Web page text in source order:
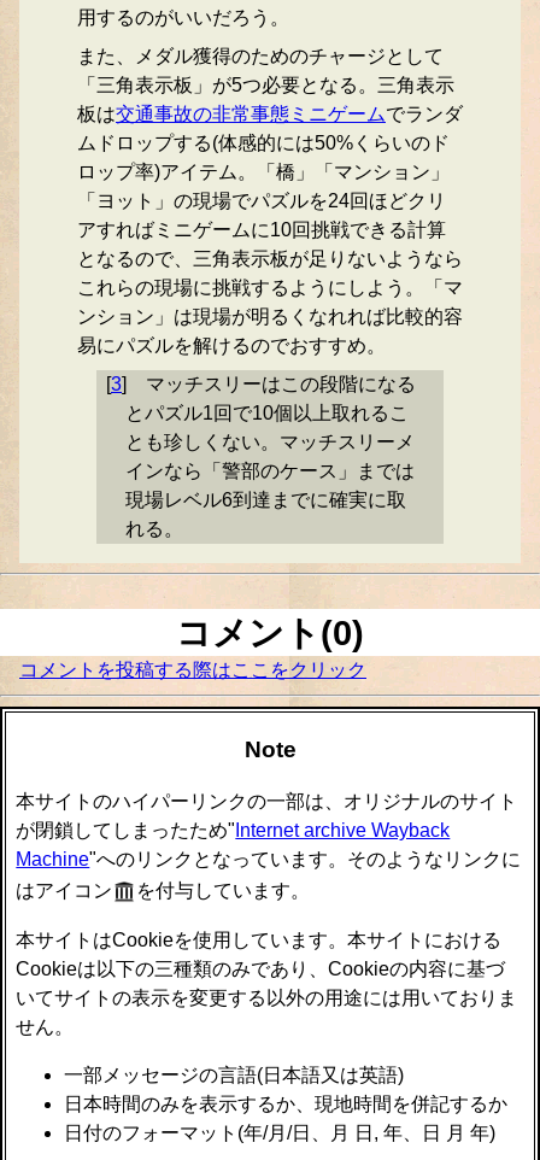
用するのがいいだろう。
また、メダル獲得のためのチャージとして
「三角表示板」が5つ必要となる。三角表示
板は交通事故の非常事態ミニゲームでランダ
ムドロップする(体感的には50%くらいのド
ロップ率)アイテム。「橋」「マンション」
「ヨット」の現場でパズルを24回ほどクリ
アすればミニゲームに10回挑戦できる計算
となるので、三角表示板が足りないようなら
これらの現場に挑戦するようにしよう。「マ
ンション」は現場が明るくなれれば比較的容
易にパズルを解けるのでおすすめ。
[3]
マッチスリーはこの段階になる
とパズル1回で10個以上取れるこ
とも珍しくない。マッチスリーメ
インなら「警部のケース」までは
現場レベル6到達までに確実に取
れる。
コメント(0)
コメントを投稿する際はここをクリック
Note
本サイトのハイパーリンクの一部は、オリジナルのサイト
が閉鎖してしまったため" Internet archive Wayback
Machine"へのリンクとなっています。そのようなリンクに
はアイコン
を付与しています。
本サイトはCookieを使用しています。本サイトにおける
Cookieは以下の三種類のみであり、Cookieの内容に基づ
いてサイトの表示を変更する以外の用途には用いておりま
せん。
一部メッセージの言語(日本語又は英語)
日本時間のみを表示するか、現地時間を併記するか
日付のフォーマット(年/月/日、月 日, 年、日 月 年)